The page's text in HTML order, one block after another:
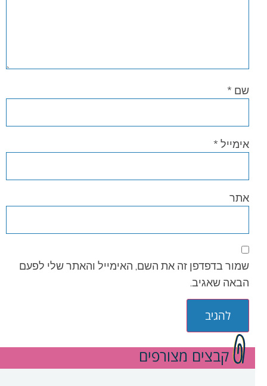
שם *
אימייל *
אתר
שמור בדפדפן זה את השם, האימייל והאתר שלי לפעם
הבאה שאגיב.
קבצים מצורפים